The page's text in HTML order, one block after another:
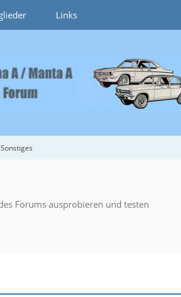
Links
Sonstiges
Forums ausprobieren und testen